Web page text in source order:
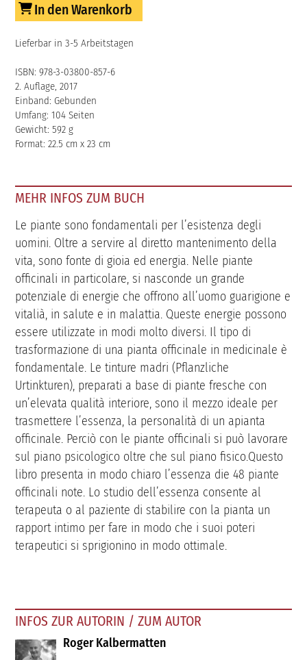
In den Warenkorb
Lieferbar in 3-5 Arbeitstagen
ISBN: 978-3-03800-857-6
2. Auflage, 2017
Einband: Gebunden
Umfang: 104 Seiten
Gewicht: 592 g
Format: 22.5 cm x 23 cm
MEHR INFOS ZUM BUCH
Le piante sono fondamentali per l’esistenza degli
uomini. Oltre a servire al diretto mantenimento della
vita, sono fonte di gioia ed energia. Nelle piante
officinali in particolare, si nasconde un grande
potenziale di energie che offrono all’uomo guarigione e
vitalià, in salute e in malattia. Queste energie possono
essere utilizzate in modi molto diversi. Il tipo di
trasformazione di una pianta officinale in medicinale è
fondamentale. Le tinture madri (Pflanzliche
Urtinkturen), preparati a base di piante fresche con
un’elevata qualità interiore, sono il mezzo ideale per
trasmettere l’essenza, la personalità di un apianta
officinale. Perciò con le piante officinali si può lavorare
sul piano psicologico oltre che sul piano fisico.Questo
libro presenta in modo chiaro l’essenza die 48 piante
officinali note. Lo studio dell’essenza consente al
terapeuta o al paziente di stabilire con la pianta un
rapport intimo per fare in modo che i suoi poteri
terapeutici si sprigionino in modo ottimale.
INFOS ZUR AUTORIN / ZUM AUTOR
Roger Kalbermatten